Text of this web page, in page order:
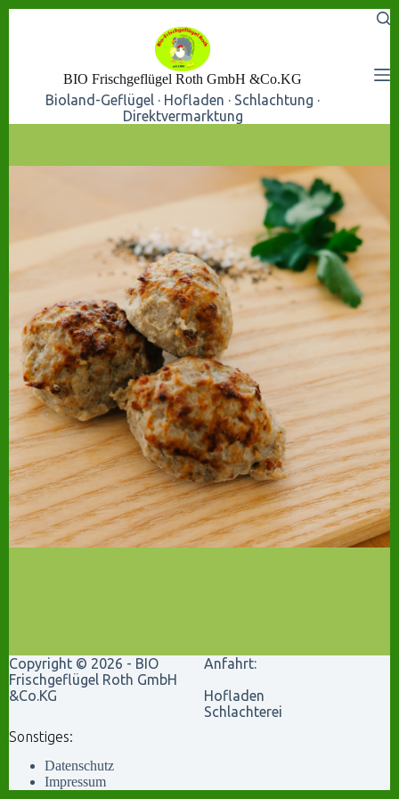
BIO Frischgeflügel Roth GmbH &Co.KG
Bioland-Geflügel · Hofladen · Schlachtung ·
Direktvermarktung
Copyright © 2026 - BIO
Frischgeflügel Roth GmbH
&Co.KG
Anfahrt:
Hofladen
Schlachterei
Sonstiges:
Datenschutz
Impressum